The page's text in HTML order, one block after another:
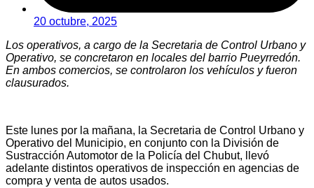
20 octubre, 2025
Los operativos, a cargo de la Secretaria de Control Urbano y
Operativo, se concretaron en locales del barrio Pueyrredón.
En ambos comercios, se controlaron los vehículos y fueron
clausurados.
Este lunes por la mañana, la Secretaria de Control Urbano y
Operativo del Municipio, en conjunto con la División de
Sustracción Automotor de la Policía del Chubut, llevó
adelante distintos operativos de inspección en agencias de
compra y venta de autos usados.